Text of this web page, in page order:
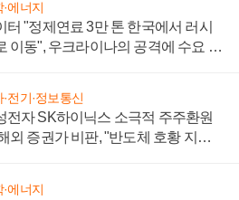
·에너지
터 "정제연료 3만 톤 한국에서 러시
이동", 우크라이나의 공격에 수요 늘
전기·정보통신
전자 SK하이닉스 소극적 주주환원
외 증권가 비판, "반도체 호황 지속
·에너지